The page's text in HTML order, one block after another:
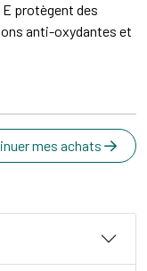
protègent des
anti-oxydantes et
mes achats